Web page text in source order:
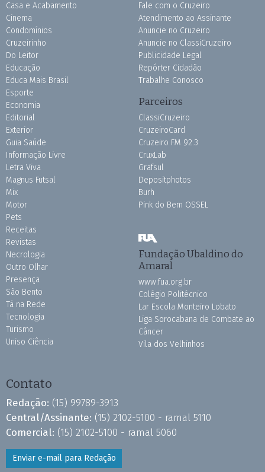
Casa e Acabamento
Cinema
Condomínios
Cruzeirinho
Do Leitor
Educação
Educa Mais Brasil
Esporte
Economia
Editorial
Exterior
Guia Saúde
Informação Livre
Letra Viva
Magnus Futsal
Mix
Motor
Pets
Receitas
Revistas
Necrologia
Outro Olhar
Presença
São Bento
Tá na Rede
Tecnologia
Turismo
Uniso Ciência
Fale com o Cruzeiro
Atendimento ao Assinante
Anuncie no Cruzeiro
Anuncie no ClassiCruzeiro
Publicidade Legal
Repórter Cidadão
Trabalhe Conosco
Parceiros
ClassiCruzeiro
CruzeiroCard
Cruzeiro FM 92.3
CruxLab
Grafsul
Depositphotos
Burh
Pink do Bem OSSEL
Fundação Ubaldino do
Amaral
www.fua.org.br
Colégio Politécnico
Lar Escola Monteiro Lobato
Liga Sorocabana de Combate ao
Câncer
Vila dos Velhinhos
Contato
Redação: (15) 99789-3913
Central/Assinante: (15) 2102-5100 - ramal 5110
Comercial: (15) 2102-5100 - ramal 5060
Enviar e-mail para Redação